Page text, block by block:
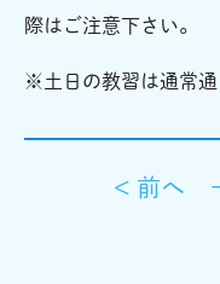
際はご注意下さい。
※土日の教習は通常通
< 前へ